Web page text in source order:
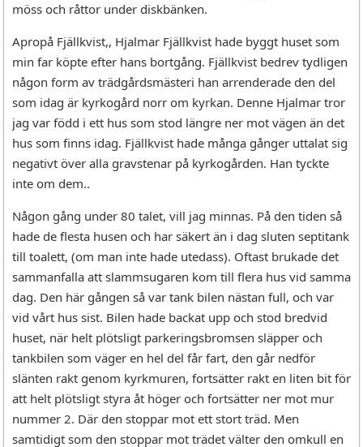
möss och råttor under diskbänken.
Apropå Fjällkvist,, Hjalmar Fjällkvist hade byggt huset som
min far köpte efter hans bortgång. Fjällkvist bedrev tydligen
någon form av trädgårdsmästeri han arrenderade den del
som idag är kyrkogård norr om kyrkan. Denne Hjalmar tror
jag var född i ett hus som stod längre ner mot vägen än det
hus som finns idag. Fjällkvist hade många gånger uttalat sig
negativt över alla gravstenar på kyrkogården. Han tyckte
inte om dem..
Någon gång under 80 talet, vill jag minnas. På den tiden så
hade de flesta husen och har säkert än i dag sluten septitank
till toalett, (om man inte hade utedass). Oftast brukade det
sammanfalla att slammsugaren kom till flera hus vid samma
dag. Den här gången så var tank bilen nästan full, och var
vid vårt hus sist. Bilen hade backat upp och stod bredvid
huset, när helt plötsligt parkeringsbromsen släpper och
tankbilen som väger en hel del får fart, den går nedför
slänten rakt genom kyrkmuren, fortsätter rakt en liten bit för
att helt plötsligt styra åt höger och fortsätter ner mot mur
nummer 2. Där den stoppar mot ett stort träd. Men
samtidigt som den stoppar mot trädet välter den omkull en